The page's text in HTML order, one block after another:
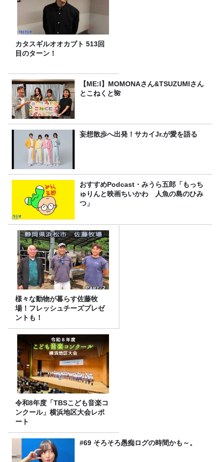
カタスギルオオカブト 513回
目のターン！
【ME:I】MOMONAさん&TSUZUMIさん
とこねくと🌺
妄想散歩へ出発！サカイJr.が愛を語る
おすすめPodcast・みうら五郎「もっち
ゅりんと映画ちいかわ 人魚の島のひみ
つ」
様々な動物が暮らす佐藤牧
場！フレッシュチーズプレゼ
ントも！
令和8年度「TBSこども音楽コ
ンクール」横浜地区大会レポ
ート
#69 そろそろ愚痴ログの時間かも～。